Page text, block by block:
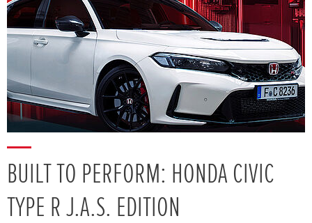
BUILT TO PERFORM: HONDA CIVIC
TYPE R J.A.S. EDITION